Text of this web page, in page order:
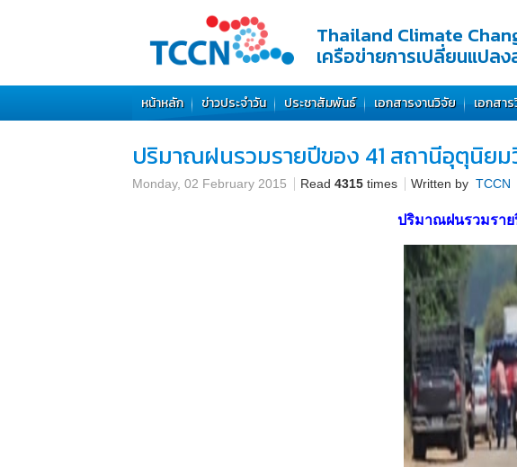
Thailand Climate
เครือข่ายการเปลี่ยนแปล
หน้าหลัก ข่าวประจำวัน ประชาสัมพันธ์ เอกสารงานวิจัย เอกสา
ปริมาณฝนรวมรายปีของ 41 สถานีอุตุนิยม
Monday, 02 February 2015 Read 4315 times Written by TCCN
ปริมาณฝนรวมราย